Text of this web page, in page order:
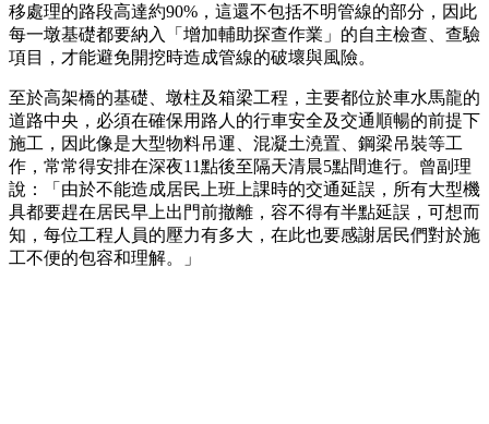
移處理的路段高達約90%，這還不包括不明管線的部分，因此
每一墩基礎都要納入「增加輔助探查作業」的自主檢查、查驗
項目，才能避免開挖時造成管線的破壞與風險。
至於高架橋的基礎、墩柱及箱梁工程，主要都位於車水馬龍的
道路中央，必須在確保用路人的行車安全及交通順暢的前提下
施工，因此像是大型物料吊運、混凝土澆置、鋼梁吊裝等工
作，常常得安排在深夜11點後至隔天清晨5點間進行。曾副理
說：「由於不能造成居民上班上課時的交通延誤，所有大型機
具都要趕在居民早上出門前撤離，容不得有半點延誤，可想而
知，每位工程人員的壓力有多大，在此也要感謝居民們對於施
工不便的包容和理解。」